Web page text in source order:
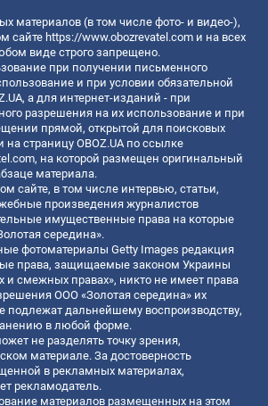
материалов (в том числе фото- и видео-),
сайте https://www.obozrevatel.com и на всех
виде строго запрещено.
при получении письменного
и при условии обязательной
а для интернет-изданий - при
разрешения на их использование и при
прямой, открытой для поисковых
страницу OBOZ.UA по ссылке
, на которой размещен оригинальный
материала.
сайте, в том числе интервью, статьи,
произведения журналистов
имущественные права на которые
середина».
фотоматериалы Getty Images редакция
права, защищаемые законом Украины
и смежных правах», никто не имеет права
ООО «Золотая середина» их
подлежат дальнейшему воспроизводству,
в любой форме.
не разделять точку зрения,
материале. За достоверность
в рекламных материалах,
рекламодатель.
материалов размещенных на этом